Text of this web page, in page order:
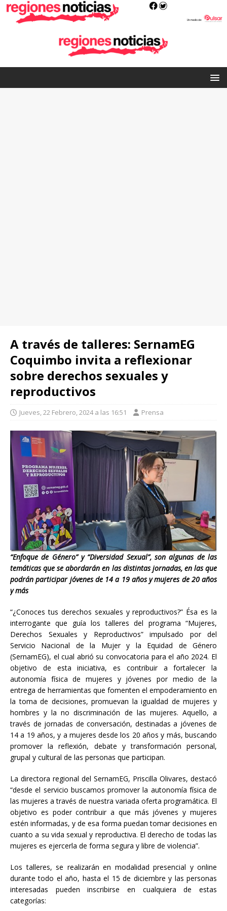
A través de talleres: SernamEG
Coquimbo invita a reflexionar
sobre derechos sexuales y
reproductivos
Jueves, 22 Febrero, 2024 a las 16:51 Prensa
“Enfoque de Género” y “Diversidad Sexual”, son algunas de las
temáticas que se abordarán en las distintas jornadas, en las que
podrán participar jóvenes de 14 a 19 años y mujeres de 20 años
y más
“¿Conoces tus derechos sexuales y reproductivos?” Ésa es la
interrogante que guía los talleres del programa “Mujeres,
Derechos Sexuales y Reproductivos” impulsado por del
Servicio Nacional de la Mujer y la Equidad de Género
(SernamEG), el cual abrió su convocatoria para el año 2024. El
objetivo de esta iniciativa, es contribuir a fortalecer la
autonomía física de mujeres y jóvenes por medio de la
entrega de herramientas que fomenten el empoderamiento en
la toma de decisiones, promuevan la igualdad de mujeres y
hombres y la no discriminación de las mujeres. Aquello, a
través de jornadas de conversación, destinadas a jóvenes de
14 a 19 años, y a mujeres desde los 20 años y más, buscando
promover la reflexión, debate y transformación personal,
grupal y cultural de las personas que participan.
La directora regional del SernamEG, Priscilla Olivares, destacó
“desde el servicio buscamos promover la autonomía física de
las mujeres a través de nuestra variada oferta programática. El
objetivo es poder contribuir a que más jóvenes y mujeres
estén informadas, y de esa forma puedan tomar decisiones en
cuanto a su vida sexual y reproductiva. El derecho de todas las
mujeres es ejercerla de forma segura y libre de violencia”.
Los talleres, se realizarán en modalidad presencial y online
durante todo el año, hasta el 15 de diciembre y las personas
interesadas pueden inscribirse en cualquiera de estas
categorías: